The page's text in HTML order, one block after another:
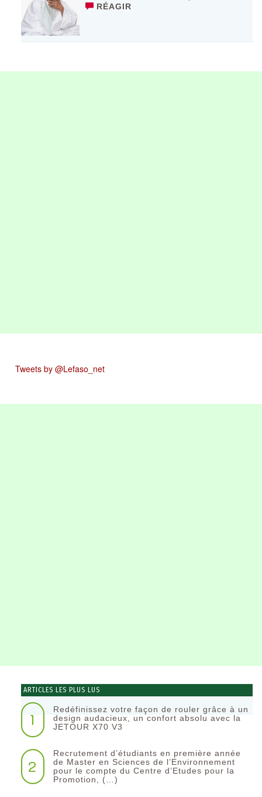
RÉAGIR
Tweets by @Lefaso_net
ARTICLES LES PLUS LUS
1
Redéfinissez votre façon de rouler grâce à un
design audacieux, un confort absolu avec la
JETOUR X70 V3
2
Recrutement d’étudiants en première année
de Master en Sciences de l’Environnement
pour le compte du Centre d’Etudes pour la
Promotion, (…)